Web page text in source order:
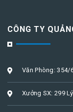
LIÊN HỆ
CÔNG TY
Văn Phòng: 354/
Xưởng SX: 299